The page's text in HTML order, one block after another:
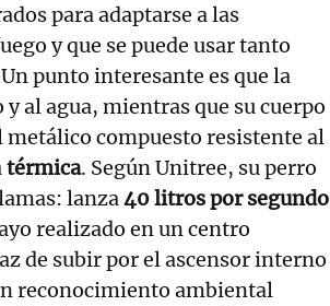
para adaptarse a las
y que se puede usar tanto
punto interesante es que la
y al agua, mientras que su cuerpo
compuesto resistente al
térmica. Según Unitree, su perro
lanza40 litros por segundo
realizado en un centro
de subir por el ascensor interno
reconocimiento ambiental